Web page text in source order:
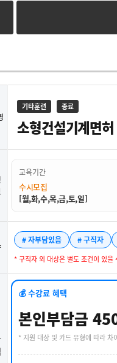
기타훈련 종료
소형건설기계면
교육기간
수시모집
[월,화,수,목,금,토,일]
# 자부담있음 # 구직자
* 구직자 외 대상은 별도 조건이 있을
💰 수강료 혜택
본인부담금
* 지원 대상 및 카드 유형에 따라 차